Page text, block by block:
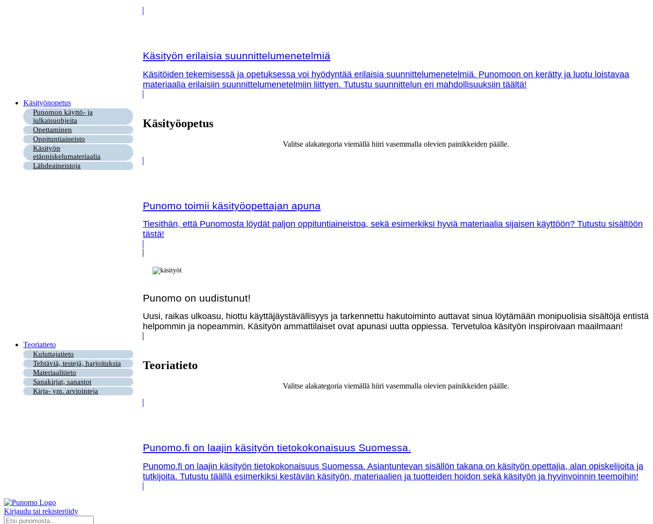
Käsityön erilaisia suunnittelumenetelmiä
Käsitöiden tekemisessä ja opetuksessa voi hyödyntää erilaisia suunnittelumenetelmiä. Punomoon on kerätty ja luotu loistavaa
materiaalia erilaisiin suunnittelumenetelmiin liittyen. Tutustu suunnittelun eri mahdollisuuksiin täältä!
Käsityönopetus
Punomon käyttö- ja
julkaisuohjeita
Opettaminen
Oppituntiaineisto
Käsityön
etäopiskelumateriaalia
Lähdeaineistoja
Käsityöopetus
Valitse alakategoria viemällä hiiri vasemmalla olevien painikkeiden päälle.
Punomo toimii käsityöopettajan apuna
Tiesithän, että Punomosta löydät paljon oppituntiaineistoa, sekä esimerkiksi hyviä materiaalia sijaisen käyttöön? Tutustu sisältöön
tästä!
Punomo on uudistunut!
Uusi, raikas ulkoasu, hiottu käyttäjäystävällisyys ja tarkennettu hakutoiminto auttavat sinua löytämään monipuolisia sisältöjä entistä
helpommin ja nopeammin. Käsityön ammattilaiset ovat apunasi uutta oppiessa. Tervetuloa käsityön inspiroivaan maailmaan!
Teoriatieto
Kuluttajatieto
Tehtäviä, testejä, harjoituksia
Materiaalitieto
Sanakirjat, sanastot
Kirja- ym. arviointeja
Teoriatieto
Valitse alakategoria viemällä hiiri vasemmalla olevien painikkeiden päälle.
Punomo.fi on laajin käsityön tietokokonaisuus Suomessa.
Punomo.fi on laajin käsityön tietokokonaisuus Suomessa. Asiantuntevan sisällön takana on käsityön opettajia, alan opiskelijoita ja
tutkijoita. Tutustu täällä esimerkiksi kestävän käsityön, materiaalien ja tuotteiden hoidon sekä käsityön ja hyvinvoinnin teemoihin!
Kirjaudu tai rekisteröidy
Search